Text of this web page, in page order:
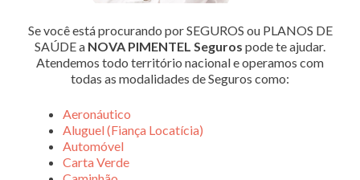
Se você está procurando por SEGUROS ou PLANOS DE
SAÚDE a NOVA PIMENTEL Seguros pode te ajudar.
Atendemos todo território nacional e operamos com
todas as modalidades de Seguros como:
Aeronáutico
Aluguel (Fiança Locatícia)
Automóvel
Carta Verde